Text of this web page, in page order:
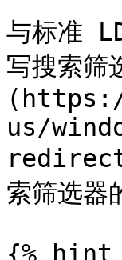
与标准
写搜索筛
us/
索筛选器
{%